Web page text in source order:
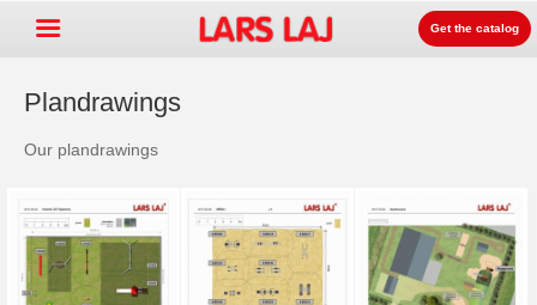
Park & mestský mobiliár +
Športové vybavenie +
Get the catalog
Plandrawings
Our plandrawings